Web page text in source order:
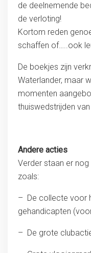
de deelnemende
de verloting!
Kortom reden
schaffen of…..ook
De boekjes zijn
Waterlander, maar
momenten
thuiswedstrijden
Andere acties
Verder staan er
zoals:
– De collecte voor
gehandicapten
– De grote